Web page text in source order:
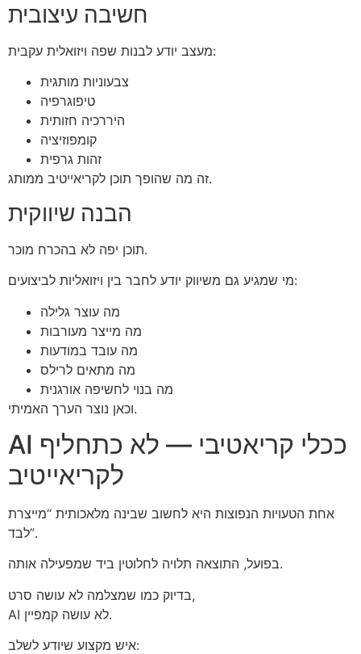
חשיבה עיצובית
מעצב יודע לבנות שפה ויזואלית עקבית:
צבעוניות מותגית
טיפוגרפיה
היררכיה חזותית
קומפוזיציה
זהות גרפית
זה מה שהופך תוכן לקריאייטיב ממותג.
הבנה שיווקית
תוכן יפה לא בהכרח מוכר.
מי שמגיע גם משיווק יודע לחבר בין ויזואליות לביצועים:
מה עוצר גלילה
מה מייצר מעורבות
מה עובד במודעות
מה מתאים לרילס
מה בנוי לחשיפה אורגנית
וכאן נוצר הערך האמיתי.
AI ככלי קריאטיבי — לא כתחליף
לקריאייטיב
אחת הטעויות הנפוצות היא לחשוב שבינה מלאכותית “מייצרת
לבד”.
בפועל, התוצאה תלויה לחלוטין ביד שמפעילה אותה.
בדיוק כמו שמצלמה לא עושה סרט,
AI לא עושה קמפיין.
איש מקצוע שיודע לשלב: